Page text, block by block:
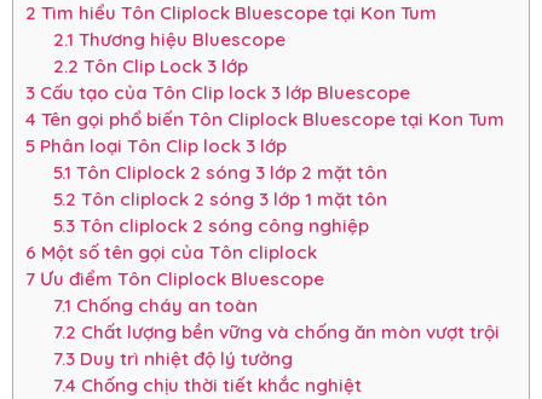
2 Tìm hiểu Tôn Cliplock Bluescope tại Kon Tum
2.1 Thương hiệu Bluescope
2.2 Tôn Clip Lock 3 lớp
3 Cấu tạo của Tôn Clip lock 3 lớp Bluescope
4 Tên gọi phổ biến Tôn Cliplock Bluescope tại Kon Tum
5 Phân loại Tôn Clip lock 3 lớp
5.1 Tôn Cliplock 2 sóng 3 lớp 2 mặt tôn
5.2 Tôn cliplock 2 sóng 3 lớp 1 mặt tôn
5.3Tôn cliplock 2 sóng công nghiệp
6 Một số tên gọi của Tôn cliplock
7 Ưu điểm Tôn Cliplock Bluescope
7.1 Chống cháy an toàn
7.2 Chất lượng bền vững và chống ăn mòn vượt trội
7.3Duy trì nhiệt độ lý tưởng
7.4 Chống chịu thời tiết khắc nghiệt